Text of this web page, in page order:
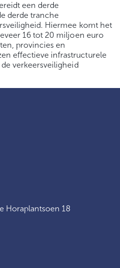
een derde
derde tranche
Hiermee komt het
16 tot 20 miljoen euro
provincies en
effectieve infrastructurele
verkeersveiligheid
Horaplantsoen 18